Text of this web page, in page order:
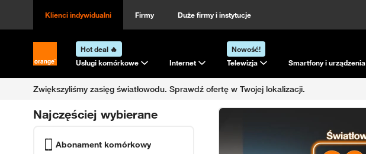
Klienci indywidualni Firmy Duże firmy i instytucje
Strona główna Orange.pl
Hot deal 🔥
Usługi komórkowe
Internet
Nowość!
Telewizja
Smartfony i urządzenia
Zwiększyliśmy zasięg światłowodu. Sprawdź ofertę w Twojej lokalizacji.
Najczęściej wybierane
Abonament komórkowy
Internet domowy